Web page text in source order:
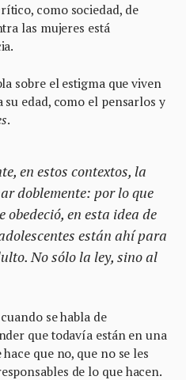
como sociedad, de
las mujeres está
sobre el estigma que viven
su edad, como el pensarlos y
.
en estos contextos, la
doblemente: por lo que
obedeció, en esta idea de
están ahí para
No sólo la ley, sino al
se habla de
que todavía están en una
que no, que no se les
de lo que hacen.